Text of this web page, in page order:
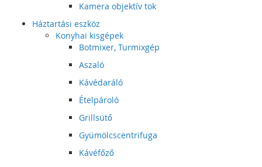
Kamera objektív tok
Háztartási eszköz
Konyhai kisgépek
Botmixer, Turmixgép
Aszaló
Kávédaráló
Ételpároló
Grillsütő
Gyümölcscentrifuga
Kávéfőző